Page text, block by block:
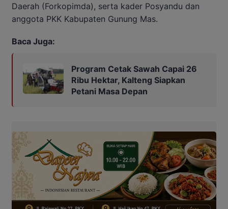
Daerah (Forkopimda), serta kader Posyandu dan
anggota PKK Kabupaten Gunung Mas.
Baca Juga:
Program Cetak Sawah Capai 26
Ribu Hektar, Kalteng Siapkan
Petani Masa Depan